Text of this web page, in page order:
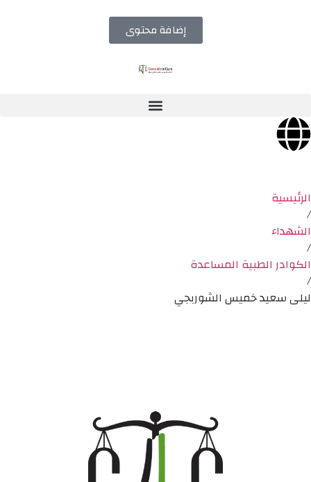
إضافة محتوى
الرئيسية
/
الشهداء
/
الكوادر الطبية المساعدة
/
ليلى سعيد خميس الشوربجي